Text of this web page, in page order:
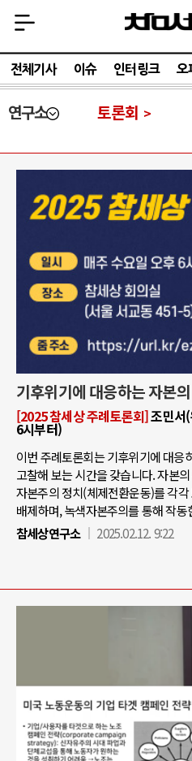
전체기사 이슈 인터링크 오
연구소 토론회
기후위기에 대응하는 자본
[2025 참세상 주례토론회]조민서
6시부터)
이번 주례토론회는 기후위기에 대응
고찰해 보는 시간을 갖습니다. 자본
자본주의 정치(체제전환운동)를 각
배제하며, 녹색자본주의를 통해 작
참세상연구소
2025.02.12. 9:22